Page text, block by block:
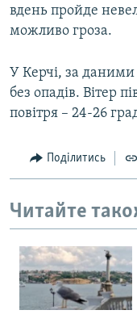
вдень пройде
можливо гроза.
У Керчі, за даними
без опадів. Вітер
повітря – 24-26
Поділитись
Читайте